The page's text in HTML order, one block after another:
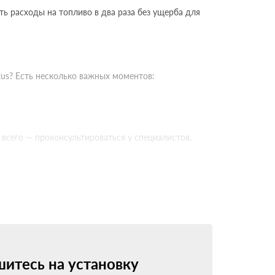
расходы на топливо в два раза без ущерба для
Есть несколько важных моментов:
— проконсультироваться у специалистов.
на установку